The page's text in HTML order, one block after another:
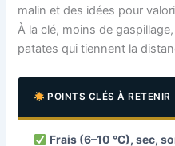
malin et des idées pour
À la clé, moins de
patates qui tiennent la
POINTS CLÉS À RETENIR
Frais (6–10 °C), sec,